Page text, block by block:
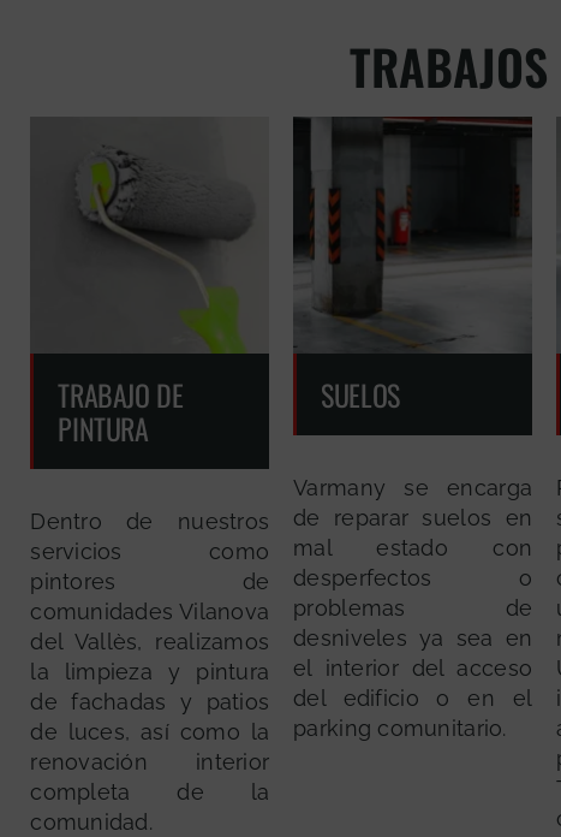
TRABAJO DE
PINTURA
Dentro de nuestros
servicios como
pintores de
comunidades Vilanova
del Vallès, realizamos
la limpieza y pintura
de fachadas y patios
de luces, así como la
renovación interior
completa de la
comunidad.
SUELOS
Varmany se encarga
de reparar suelos en
mal estado con
desperfectos o
problemas de
desniveles ya sea en
el interior del acceso
del edificio o en el
parking comunitario.